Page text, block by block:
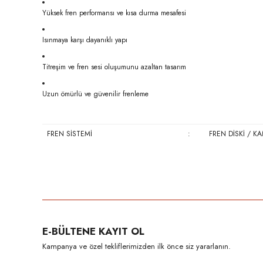
Yüksek fren performansı ve kısa durma mesafesi
Isınmaya karşı dayanıklı yapı
Titreşim ve fren sesi oluşumunu azaltan tasarım
Uzun ömürlü ve güvenilir frenleme
FREN SİSTEMİ : FREN DİSKİ /
Ürün açıklamasında eksik bilgiler bulunuyor.
Ürün bilgilerinde hatalar bulunuyor.
E-BÜLTENE KAYIT OL
Kampanya ve özel tekliflerimizden ilk önce siz yararlanın.